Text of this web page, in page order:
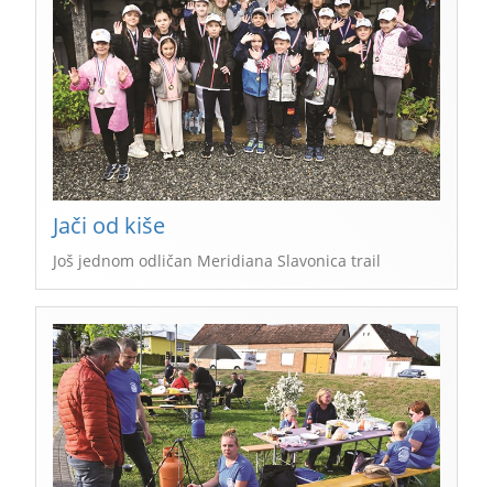
Jači od kiše
Još jednom odličan Meridiana Slavonica trail